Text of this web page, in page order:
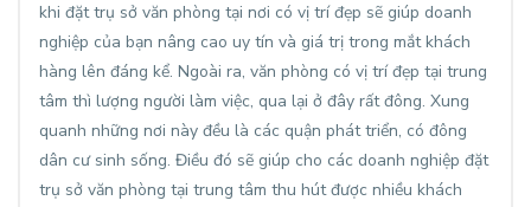
khi đặt trụ sở văn phòng tại nơi có vị trí đẹp sẽ giúp doanh
nghiệp của bạn nâng cao uy tín và giá trị trong mắt khách
hàng lên đáng kể. Ngoài ra, văn phòng có vị trí đẹp tại trung
tâm thì lượng người làm việc, qua lại ở đây rất đông. Xung
quanh những nơi này đều là các quận phát triển, có đông
dân cư sinh sống. Điều đó sẽ giúp cho các doanh nghiệp đặt
trụ sở văn phòng tại trung tâm thu hút được nhiều khách